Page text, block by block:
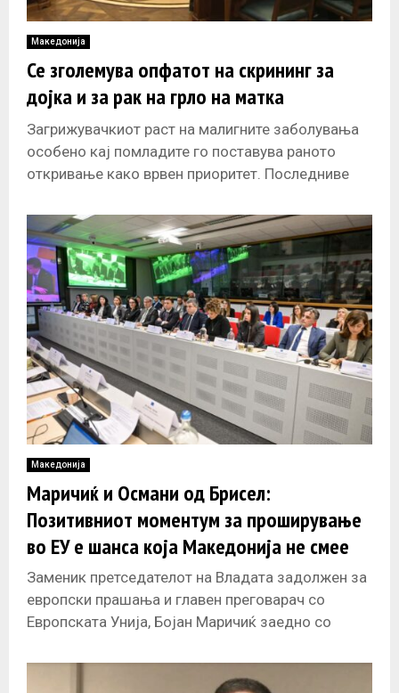
Македонија
Се зголемува опфатот на скрининг за
дојка и за рак на грло на матка
Загрижувачкиот раст на малигните заболувања
особено кај помладите го поставува раното
откривање како врвен приоритет. Последниве
скринингот за дојка
Македонија
Маричиќ и Османи од Брисел:
Позитивниот моментум за проширување
во ЕУ е шанса која Македонија не смее
да ја пропушти
Заменик претседателот на Владата задолжен за
европски прашања и главен преговарач со
Европската Унија, Бојан Маричиќ заедно со
Османи, и